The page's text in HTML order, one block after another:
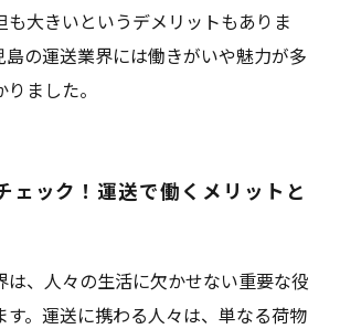
も大きいというデメリットもありま
島の運送業界には働きがいや魅力が多
ました。
ェック！運送で働くメリットと
は、人々の生活に欠かせない重要な役
す。運送に携わる人々は、単なる荷物